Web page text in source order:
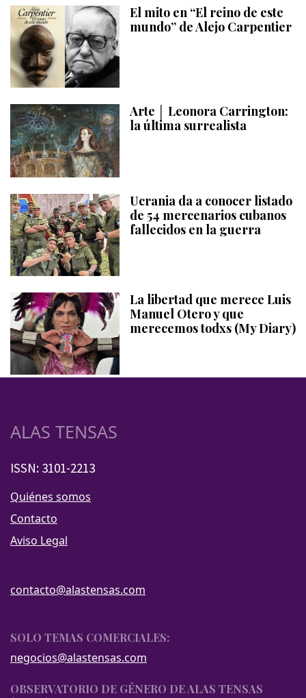
El mito en “El reino de este
mundo” de Alejo Carpentier
Arte │ Leonora Carrington:
la última surrealista
Ucrania da a conocer listado
de 54 mercenarios cubanos
fallecidos en la guerra
La libertad que merece Luis
Manuel Otero y que
merecemos todxs (My Diary)
ALAS TENSAS
ISSN: 3101-2213
Quiénes somos
Contacto
Aviso Legal
contacto@alastensas.com
SOLO TEMAS COMERCIALES:
negocios@alastensas.com
OBSERVATORIO DE GÉNERO DE ALAS TENSAS